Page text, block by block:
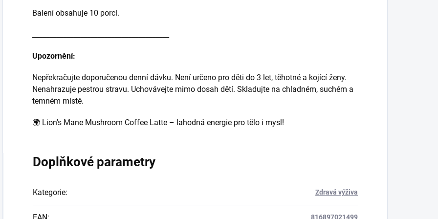
Balení obsahuje 10 porcí.
Upozornění:
Nepřekračujte doporučenou denní dávku. Není určeno pro děti do 3 let, těhotné a kojící ženy.
Nenahrazuje pestrou stravu. Uchovávejte mimo dosah dětí. Skladujte na chladném, suchém a
temném místě.
🌍 Lion's Mane Mushroom Coffee Latte – lahodná energie pro tělo i mysl!
Doplňkové parametry
Kategorie: Zdravá výživa
816897021499